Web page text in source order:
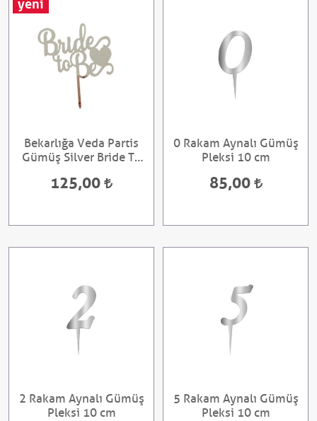
Bekarlığa Veda Partis
Gümüş Silver Bride To
125,00
0 Rakam Aynalı Gümüş
Pleksi 10 cm
85,00
2 Rakam Aynalı Gümüş
Pleksi 10 cm
5 Rakam Aynalı Gümüş
Pleksi 10 cm